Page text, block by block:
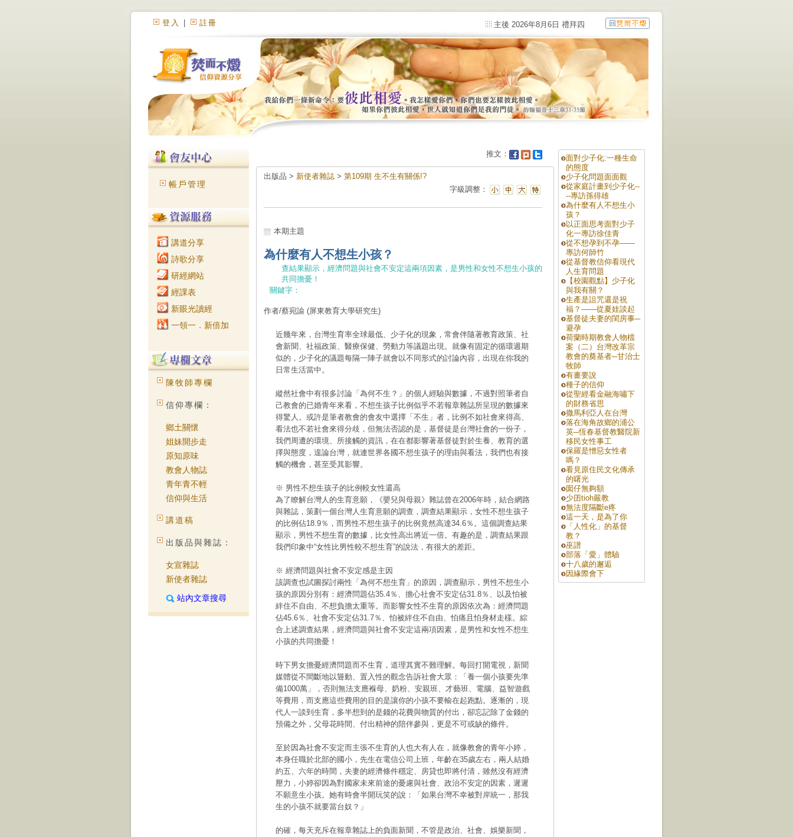
登入 註冊 主後 2026年8月6日 禮拜四
帳戶管理
講道分享
詩歌分享
研經網站
經課表
新眼光讀經
一領一．新倍加
陳牧師專欄
信仰專欄：
鄉土關懷
姐妹開步走
原知原味
教會人物誌
青年青不輕
信仰與生活
講道稿
出版品與雜誌：
女宣雜誌
新使者雜誌
站內文章搜尋
推文：
出版品 > 新使者雜誌 > 第109期 生不生有關係!?
字級調整：
本期主題
為什麼有人不想生小孩？
查結果顯示，經濟問題與社會不安定這兩項因素，是男性和女性不想生小孩的
共同擔憂！
關鍵字：
作者/蔡宛諭 (屏東教育大學研究生)
近幾年來，台灣生育率全球最低、少子化的現象，常會伴隨著教育政策、社
會新聞、社福政策、醫療保健、勞動力等議題出現。就像有固定的循環週期
似的，少子化的議題每隔一陣子就會以不同形式的討論內容，出現在你我的
日常生活當中。
縱然社會中有很多討論「為何不生？」的個人經驗與數據，不過對照筆者自
己教會的已婚青年來看，不想生孩子比例似乎不若報章雜誌所呈現的數據來
得驚人。或許是筆者教會的會友中選擇「不生」者，比例不如社會來得高、
看法也不若社會來得分歧，但無法否認的是，基督徒是台灣社會的一份子，
我們周遭的環境、所接觸的資訊，在在都影響著基督徒對於生養、教育的選
擇與態度，遑論台灣，就連世界各國不想生孩子的理由與看法，我們也有接
觸的機會，甚至受其影響。
※ 男性不想生孩子的比例較女性還高
為了瞭解台灣人的生育意願，《嬰兒與母親》雜誌曾在2006年時，結合網路
與雜誌，策劃一個台灣人生育意願的調查，調查結果顯示，女性不想生孩子
的比例佔18.9％，而男性不想生孩子的比例竟然高達34.6％。這個調查結果
顯示，男性不想生育的數據，比女性高出將近一倍。有趣的是，調查結果跟
我們印象中“女性比男性較不想生育”的說法，有很大的差距。
※ 經濟問題與社會不安定感是主因
該調查也試圖探討兩性「為何不想生育」的原因，調查顯示，男性不想生小
孩的原因分別有：經濟問題佔35.4％、擔心社會不安定佔31.8％、以及怕被
絆住不自由、不想負擔太重等。而影響女性不生育的原因依次為：經濟問題
佔45.6％、社會不安定佔31.7％、怕被絆住不自由、怕痛且怕身材走樣。綜
合上述調查結果，經濟問題與社會不安定這兩項因素，是男性和女性不想生
小孩的共同擔憂！
時下男女擔憂經濟問題而不生育，道理其實不難理解。每回打開電視，新聞
媒體從不間斷地以聳動、置入性的觀念告訴社會大眾：「養一個小孩要先準
備1000萬」，否則無法支應褓母、奶粉、安親班、才藝班、電腦、益智遊戲
等費用，而支應這些費用的目的是讓你的小孩不要輸在起跑點。逐漸的，現
代人一談到生育，多半想到的是錢的花費與物質的付出，卻忘記除了金錢的
預備之外，父母花時間、付出精神的陪伴參與，更是不可或缺的條件。
至於因為社會不安定而主張不生育的人也大有人在，就像教會的青年小婷，
本身任職於北部的國小，先生在電信公司上班，年齡在35歲左右，兩人結婚
約五、六年的時間，夫妻的經濟條件穩定、房貸也即將付清，雖然沒有經濟
壓力，小婷卻因為對國家未來前途的憂慮與社會、政治不安定的因素，遲遲
不願意生小孩。她有時會半開玩笑的說：「如果台灣不幸被對岸統一，那我
生的小孩不就要當台奴？」
的確，每天充斥在報章雜誌上的負面新聞，不管是政治、社會、娛樂新聞，
面對少子化:一種生命
的態度
少子化問題面面觀
從家庭計畫到少子化--
--專訪孫得雄
為什麼有人不想生小
孩？
以正面思考面對少子
化一專訪徐佳青
從不想孕到不孕——
專訪何師竹
從基督教信仰看現代
人生育問題
【校園觀點】少子化
與我有關？
生產是詛咒還是祝
福？——從夏娃談起
基督徒夫妻的閨房事─
避孕
荷蘭時期教會人物檔
案（二）台灣改革宗
教會的奠基者─甘治士
牧師
有畫要說
種子的信仰
從聖經看金融海嘯下
的財務省思
撒馬利亞人在台灣
落在海角故鄉的浦公
英─恆春基督教醫院新
移民女性事工
保羅是憎惡女性者
嗎？
看見原住民文化傳承
的曙光
囡仔無夠額
少囝tioh嚴教
無法度隔斷e疼
這一天，是為了你
「人性化」的基督
教？
巫譜
部落「愛」體驗
十八歲的邂逅
因緣際會下